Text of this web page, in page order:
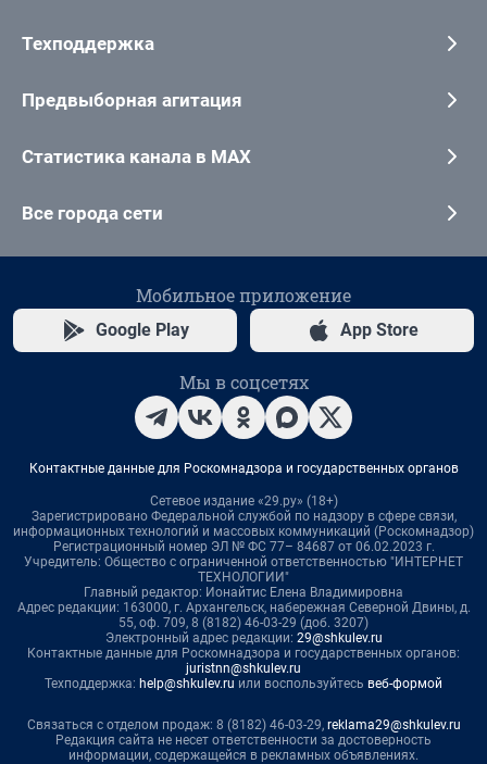
Техподдержка
Предвыборная агитация
Статистика канала в MAX
Все города сети
Мобильное приложение
Google Play App Store
Мы в соцсетях
Контактные данные для Роскомнадзора и государственных органов
Сетевое издание «29.ру» (18+)
Зарегистрировано Федеральной службой по надзору в сфере связи,
информационных технологий и массовых коммуникаций (Роскомнадзор)
Регистрационный номер ЭЛ № ФС 77– 84687 от 06.02.2023 г.
Учредитель: Общество с ограниченной ответственностью "ИНТЕРНЕТ
ТЕХНОЛОГИИ"
Главный редактор: Ионайтис Елена Владимировна
Адрес редакции: 163000, г. Архангельск, набережная Северной Двины, д.
55, оф. 709, 8 (8182) 46-03-29 (доб. 3207)
Электронный адрес редакции: 29@shkulev.ru
Контактные данные для Роскомнадзора и государственных органов:
juristnn@shkulev.ru
Техподдержка: help@shkulev.ru или воспользуйтесь веб-формой
Связаться с отделом продаж: 8 (8182) 46-03-29, reklama29@shkulev.ru
Редакция сайта не несет ответственности за достоверность
информации, содержащейся в рекламных объявлениях.